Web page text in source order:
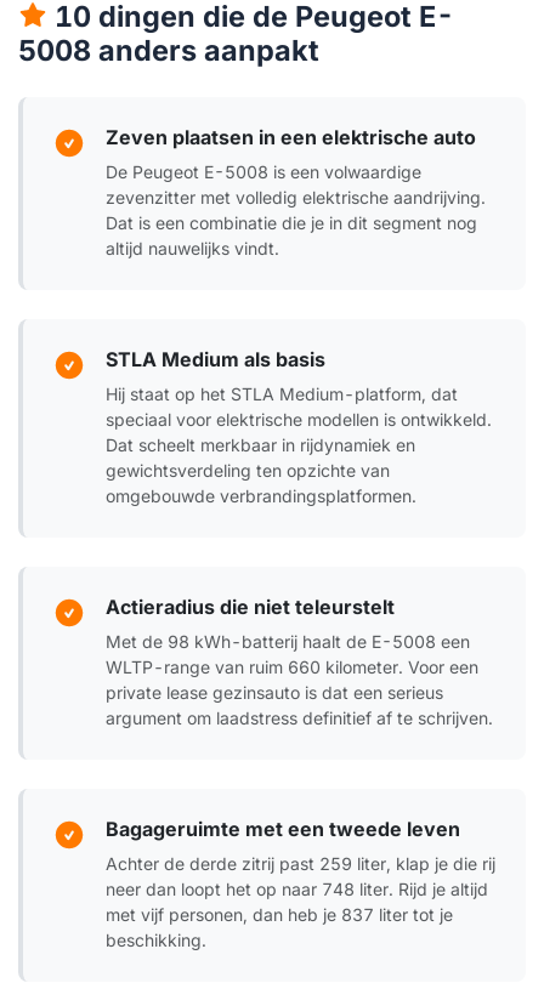
10 dingen die de Peugeot E-
5008 anders aanpakt
Zeven plaatsen in een elektrische auto
De Peugeot E-5008 is een volwaardige
zevenzitter met volledig elektrische aandrijving.
Dat is een combinatie die je in dit segment nog
altijd nauwelijks vindt.
STLA Medium als basis
Hij staat op het STLA Medium-platform, dat
speciaal voor elektrische modellen is ontwikkeld.
Dat scheelt merkbaar in rijdynamiek en
gewichtsverdeling ten opzichte van
omgebouwde verbrandingsplatformen.
Actieradius die niet teleurstelt
Met de 98 kWh-batterij haalt de E-5008 een
WLTP-range van ruim 660 kilometer. Voor een
private lease gezinsauto is dat een serieus
argument om laadstress definitief af te schrijven.
Bagageruimte met een tweede leven
Achter de derde zitrij past 259 liter, klap je die rij
neer dan loopt het op naar 748 liter. Rijd je altijd
met vijf personen, dan heb je 837 liter tot je
beschikking.